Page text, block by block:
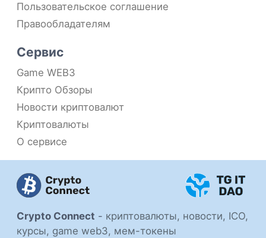
Crypto Connect - криптовалюты, новости, ICO,
курсы, game web3, мем-токены
Пользовательское соглашение
Правообладателям
Сервис
Game WEB3
Крипто Обзоры
Новости криптовалют
Криптовалюты
О сервисе